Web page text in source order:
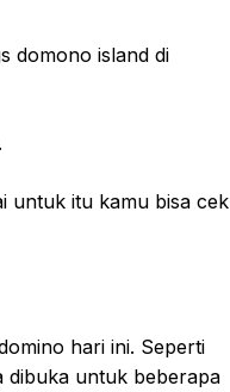
domono island di
untuk itu kamu bisa cek
hari ini. Seperti
dibuka untuk beberapa